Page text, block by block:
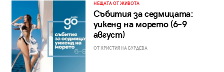
НЕЩАТА ОТ ЖИВОТА
Събития за седмицата:
уикенд на морето (6–9
август)
ОТ КРИСТИЯНА БУРДЕВА